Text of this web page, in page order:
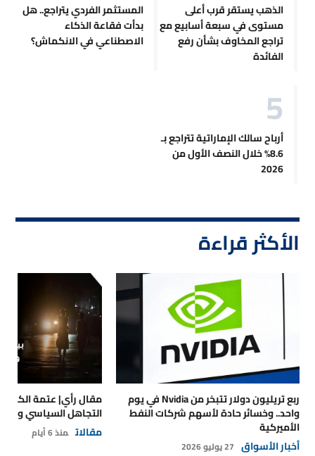
الذهب يستقر قرب أعلى
مستوى في سبعة أسابيع مع
تراجع المخاوف بشأن رفع
الفائدة
المستثمر الفردي يتراجع.. هل
بدأت فقاعة الذكاء
الاصطناعي في الانكماش؟
أرباح سالك الإماراتية تتراجع بـ
8.6% خلال النصف الأول من
2026
الأكثر قراءة
ربع تريليون دولار تتبخر من Nvidia في يوم
واحد.. وخسائر حادة لأسهم شركات النفط
الأميركية
أخبار الأسواق 27 يوليو 2026
مقال رأي| عتمة
التجاهل السياسي
مقالات منذ 6 أيام